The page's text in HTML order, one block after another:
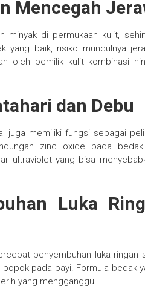
Mencegah
minyak di permukaan kulit,
yang baik, risiko munculnya
oleh pemilik kulit kombinasi
dan Debu
juga memiliki fungsi sebagai
zinc oxide pada
ultraviolet yang bisa
Luka
penyembuhan luka ringan
pada bayi. Formula bedak
yang mengganggu.